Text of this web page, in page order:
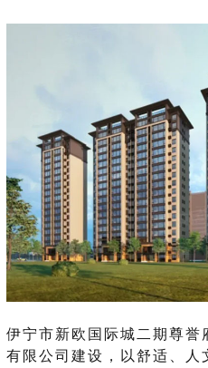
伊宁市新欧国际城二期尊誉
有限公司建设，以舒适、人